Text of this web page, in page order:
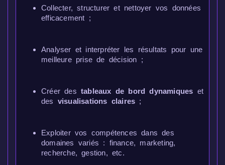
Collecter, structurer et nettoyer vos données
efficacement ;
Analyser et interpréter les résultats pour une
meilleure prise de décision ;
Créer des tableaux de bord dynamiques et
des visualisations claires ;
Exploiter vos compétences dans des
domaines variés : finance, marketing,
recherche, gestion, etc.